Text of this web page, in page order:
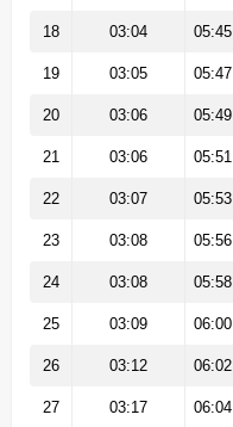
18 03:04 05:45
19 03:05 05:47
20 03:06 05:49
21 03:06 05:51
22 03:07 05:53
23 03:08 05:56
24 03:08 05:58
25 03:09 06:00
26 03:12 06:02
27 03:17 06:04